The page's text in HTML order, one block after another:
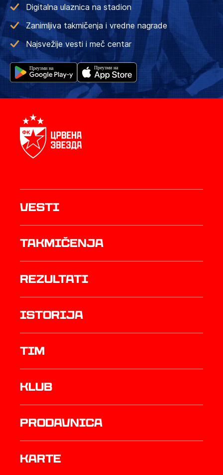
Digitalna ulaznica na stadion
Zanimljiva takmičenja i vredne nagrade
Najsvežije vesti i meč centar
Vesti
Takmičenja
rezultati
istorija
TIM
Klub
prodavnica
Karte